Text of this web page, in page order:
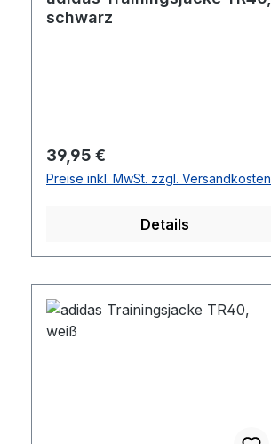
schwarz
Regulärer Preis:
39,95 €
Preise inkl. MwSt. zzgl. Versandkosten
Details